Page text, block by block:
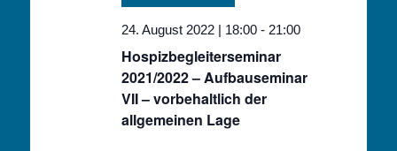
Hospizbegleiterseminar
2021/2022 – Aufbauseminar
VII – vorbehaltlich der
allgemeinen Lage
24. August 2022 | 18:00 - 21:00